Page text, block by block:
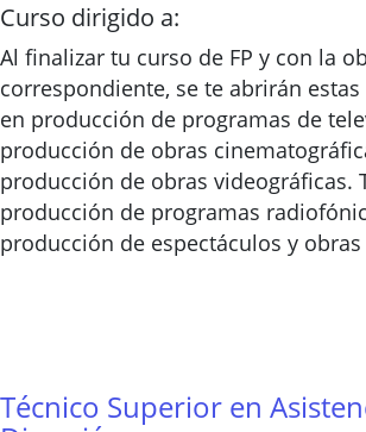
Curso dirigido a:
Al finalizar tu curso de FP y con la
correspondiente, se te abrirán
en producción de programas de
producción de obras
producción de obras videográficas.
producción de programas
producción de espectáculos y
Técnico Superior en